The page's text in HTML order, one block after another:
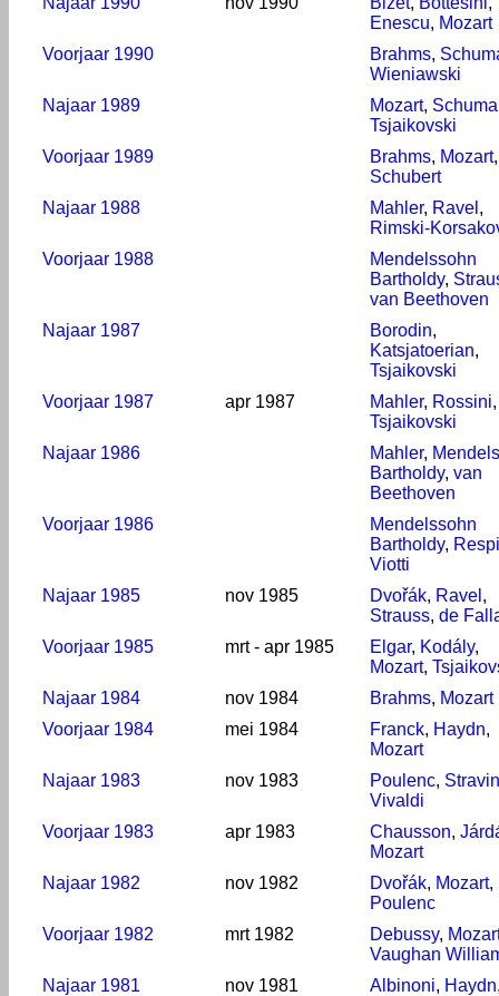
Enescu, Mozart
Voorjaar 1990
Brahms,
Wieniawski
Najaar 1989
Mozart,
Tsjaikovski
Voorjaar 1989
Brahms, Mozart,
Schubert
Najaar 1988
Mahler, Ravel ,
Rimski-
Voorjaar 1988
Mendelssohn
Bartholdy,
van Beethoven
Najaar 1987
Borodin,
Katsjatoerian,
Tsjaikovski
Voorjaar 1987
apr 1987 Mahler, Rossini,
Tsjaikovski
Najaar 1986
Mahler,
Bartholdy, van
Beethoven
Voorjaar 1986
Mendelssohn
Bartholdy,
Viotti
Najaar 1985
nov 1985 Dvořák, Ravel ,
Strauss, de
Voorjaar 1985
mrt - apr 1985 Elgar, Kodály,
Mozart,
Najaar 1984
nov 1984 Brahms, Mozart
Voorjaar 1984
mei 1984 Franck, Haydn,
Mozart
Najaar 1983
nov 1983 Poulenc,
Vivaldi
Voorjaar 1983
apr 1983 Chausson,
Mozart
Najaar 1982
nov 1982 Dvořák, Mozart,
Poulenc
Voorjaar 1982
mrt 1982 Debussy,
Vaughan
Najaar 1981
nov 1981 Albinoni, Haydn